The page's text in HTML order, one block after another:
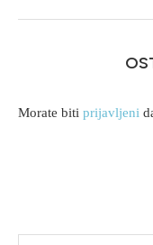
Morate biti prijavljeni